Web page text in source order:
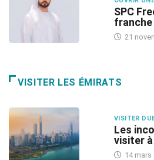
SPC
franche
21
VISITER LES ÉMIRATS
VISITER
Les
visiter à
14 mars